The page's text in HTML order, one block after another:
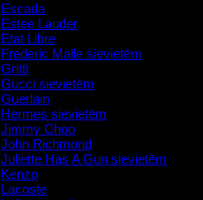
Escada
Estee Lauder
Etat Libre
Frederic Malle sievietēm
Gritti
Gucci sievietēm
Guerlain
Hermes sievietēm
Jimmy Choo
John Richmond
Juliette Has A Gun sievietēm
Kenzo
Lacoste